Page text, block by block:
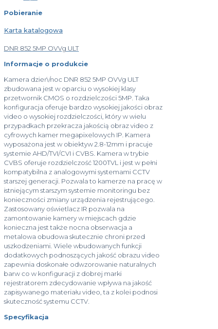
Pobieranie
Karta katalogowa
DNR 852 5MP OVVg ULT
Informacje o produkcie
Kamera dzień/noc DNR 852 5MP OVVg ULT
zbudowana jest w oparciu o wysokiej klasy
przetwornik CMOS o rozdzielczości 5MP. Taka
konfiguracja oferuje bardzo wysokiej jakości obraz
video o wysokiej rozdzielczości, który w wielu
przypadkach przekracza jakością obraz video z
cyfrowych kamer megapixelowych IP. Kamera
wyposażona jest w obiektyw 2.8-12mm i pracuje
systemie AHD/TVI/CVI i CVBS. Kamera w trybie
CVBS oferuje rozdzielczość 1200TVL i jest w pełni
kompatybilna z analogowymi systemami CCTV
starszej generacji. Pozwala to kamerze na pracę w
istniejącym starszym systemie monitoringu bez
konieczności zmiany urządzenia rejestrującego.
Zastosowany oświetlacz IR pozwala na
zamontowanie kamery w miejscach gdzie
konieczna jest także nocna obserwacja a
metalowa obudowa skutecznie chroni przed
uszkodzeniami. Wiele wbudowanych funkcji
dodatkowych podnoszących jakość obrazu video
zapewnia doskonałe odwzorowanie naturalnych
barw co w konfiguracji z dobrej marki
rejestratorem zdecydowanie wpływa na jakość
zapisywanego materiału video, ta z kolei podnosi
skuteczność systemu CCTV.
Specyfikacja